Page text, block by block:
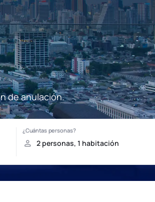
de anulación.